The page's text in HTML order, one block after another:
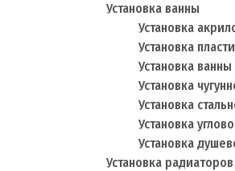
Установка ванны
Установка
Установка
Установка
Установка
Установка
Установка
Установка
Установка